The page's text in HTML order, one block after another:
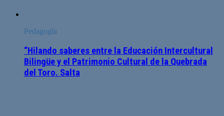
Pedagogía
“Hilando saberes entre la Educación Intercultural
Bilingüe y el Patrimonio Cultural de la Quebrada
del Toro. Salta